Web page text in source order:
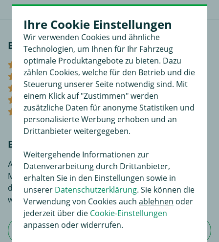
Bewertungen
(0)
(0)
(0)
(0)
(0)
Bewerten Sie diesen Artikel!
An dieser Stelle haben Sie die Möglichkeit, Ihre
Meinungen und Erfahrungen über dieses Produkt zu
dokumentieren. Sie liefern so anderen Interessenten
wertvolle Informationen beim Kauf.
Jetzt Bewertung schreiben
Ihre Cookie Einstellungen
Wir verwenden Cookies und ähnliche
Technologien, um Ihnen für Ihr Fahrzeug
optimale Produktangebote zu bieten. Dazu
zählen Cookies, welche für den Betrieb und die
Steuerung unserer Seite notwendig sind. Mit
einem Klick auf "Zustimmen" werden
zusätzliche Daten für anonyme Statistiken und
personalisierte Werbung erhoben und an
Drittanbieter weitergegeben.
Weitergehende Informationen zur
Datenverarbeitung durch Drittanbieter,
erhalten Sie in den Einstellungen sowie in
unserer Datenschutzerklärung. Sie können die
Verwendung von Cookies auch ablehnen oder
jederzeit über die Cookie-Einstellungen
anpassen oder widerrufen.